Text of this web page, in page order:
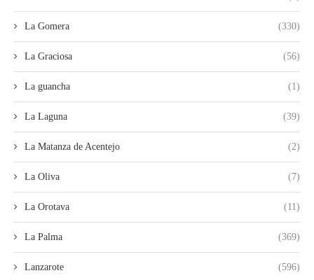
La Gomera (330)
La Graciosa (56)
La guancha (1)
La Laguna (39)
La Matanza de Acentejo (2)
La Oliva (7)
La Orotava (11)
La Palma (369)
Lanzarote (596)